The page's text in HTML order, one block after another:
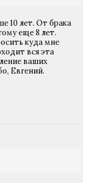
10 лет. От брака
еще 8 лет.
куда мне
вся эта
ваших
Евгений.